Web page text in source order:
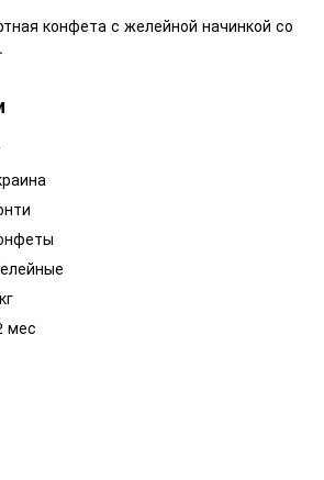
конфета с желейной начинкой со
мес